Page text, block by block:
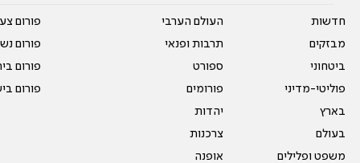
חדשות
מבזקים
ביטחוני
פוליטי-מדיני
בארץ
בעולם
משפט ופלילים
העולם הערבי
תרבות ופנאי
ספורט
פורומים
יהדות
צרכנות
אופנה
פורום
פורום
פורום
פורום